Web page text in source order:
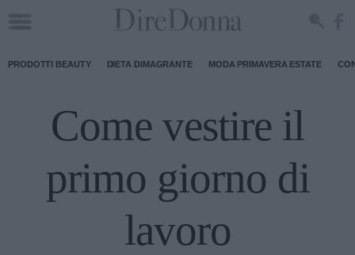
PRODOTTI BEAUTY DIETA DIMAGRANTE MODA PRIMAVERA ESTATE
Come vestire il
primo giorno di
lavoro